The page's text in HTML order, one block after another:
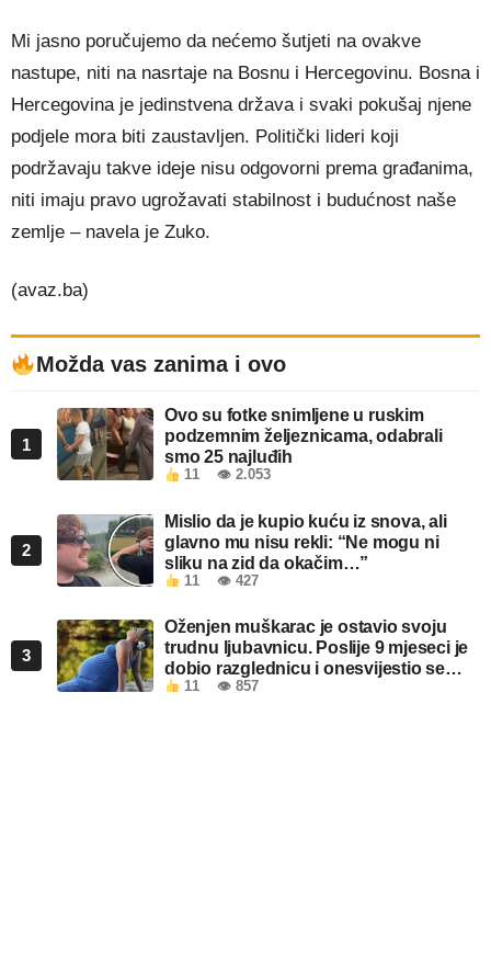
Mi jasno poručujemo da nećemo šutjeti na ovakve
nastupe, niti na nasrtaje na Bosnu i Hercegovinu. Bosna i
Hercegovina je jedinstvena država i svaki pokušaj njene
podjele mora biti zaustavljen. Politički lideri koji
podržavaju takve ideje nisu odgovorni prema građanima,
niti imaju pravo ugrožavati stabilnost i budućnost naše
zemlje – navela je Zuko.
(avaz.ba)
Možda vas zanima i ovo
1
Ovo su fotke snimljene u ruskim
podzemnim željeznicama, odabrali
smo 25 najluđih
11 👁 2.053
2
Mislio da je kupio kuću iz snova, ali
glavno mu nisu rekli: “Ne mogu ni
sliku na zid da okačim…”
11 👁 427
3
Oženjen muškarac je ostavio svoju
trudnu ljubavnicu. Poslije 9 mjeseci je
dobio razglednicu i onesvijestio se
kada je pročitao šta piše!
11 👁 857